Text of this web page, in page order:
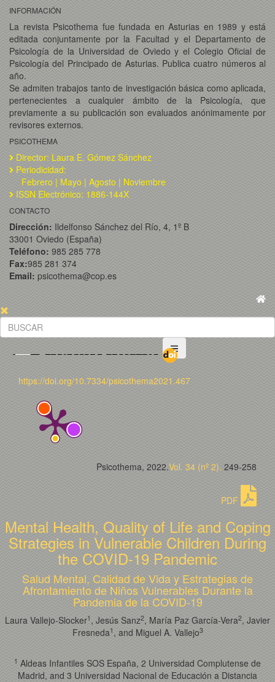
INFORMACIÓN
La revista Psicothema fue fundada en Asturias en 1989 y está
editada conjuntamente por la Facultad y el Departamento de
Psicología de la Universidad de Oviedo y el Colegio Oficial de
Psicología del Principado de Asturias. Publica cuatro números al
año.
Se admiten trabajos tanto de investigación básica como aplicada,
pertenecientes a cualquier ámbito de la Psicología, que
previamente a su publicación son evaluados anónimamente por
revisores externos.
PSICOTHEMA
Director: Laura E. Gómez Sánchez
Periodicidad:
Febrero | Mayo | Agosto | Noviembre
ISSN Electrónico: 1886-144X
CONTACTO
Dirección: Ildelfonso Sánchez del Río, 4, 1º B
33001 Oviedo (España)
Teléfono: 985 285 778
Fax:985 281 374
Email: psicothema@cop.es
https://doi.org/10.7334/psicothema2021.467
Psicothema, 2022.Vol. 34 (nº 2). 249-258
PDF
Mental Health, Quality of Life and Coping
Strategies in Vulnerable Children During
the COVID-19 Pandemic
Salud Mental, Calidad de Vida y Estrategias de
Afrontamiento de Niños Vulnerables Durante la
Pandemia de la COVID-19
Laura Vallejo-Slocker1 , Jesús Sanz2, María Paz García-Vera2, Javier
Fresneda1 , and Miguel A. Vallejo3
1 Aldeas Infantiles SOS España, 2 Universidad Complutense de
Madrid, and 3 Universidad Nacional de Educación a Distancia